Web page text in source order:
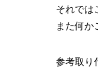
それでは
また何か
参考取り